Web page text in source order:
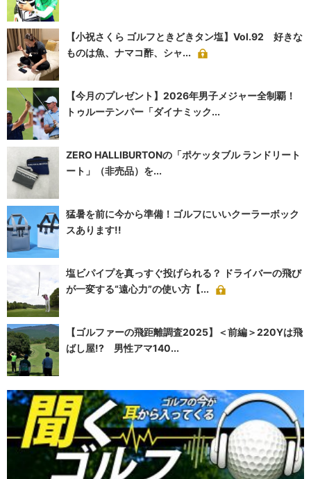
【小祝さくら ゴルフときどきタン塩】Vol.92 好きな
ものは魚、ナマコ酢、シャ...
【今月のプレゼント】2026年男子メジャー全制覇！
トゥルーテンパー「ダイナミック...
ZERO HALLIBURTONの「ポケッタブル ランドリート
ート」（非売品）を...
猛暑を前に今から準備！ゴルフにいいクーラーボック
スあります!!
塩ビパイプを真っすぐ投げられる？ ドライバーの飛び
が一変する“遠心力”の使い方【...
【ゴルファーの飛距離調査2025】＜前編＞220Yは飛
ばし屋!? 男性アマ140...